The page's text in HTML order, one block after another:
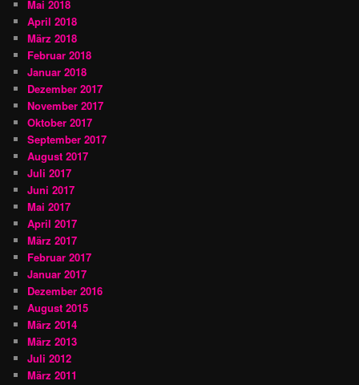
Mai 2018
April 2018
März 2018
Februar 2018
Januar 2018
Dezember 2017
November 2017
Oktober 2017
September 2017
August 2017
Juli 2017
Juni 2017
Mai 2017
April 2017
März 2017
Februar 2017
Januar 2017
Dezember 2016
August 2015
März 2014
März 2013
Juli 2012
März 2011